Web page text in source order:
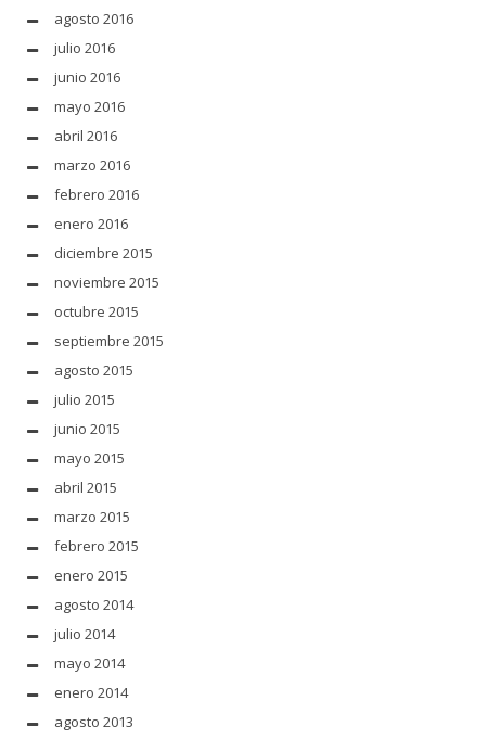
agosto 2016
julio 2016
junio 2016
mayo 2016
abril 2016
marzo 2016
febrero 2016
enero 2016
diciembre 2015
noviembre 2015
octubre 2015
septiembre 2015
agosto 2015
julio 2015
junio 2015
mayo 2015
abril 2015
marzo 2015
febrero 2015
enero 2015
agosto 2014
julio 2014
mayo 2014
enero 2014
agosto 2013